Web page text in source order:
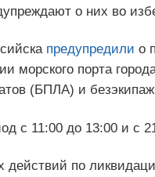
о них во
предупредили о
морского порта
(БПЛА) и
с 11:00 до 13:00 и с
действий по